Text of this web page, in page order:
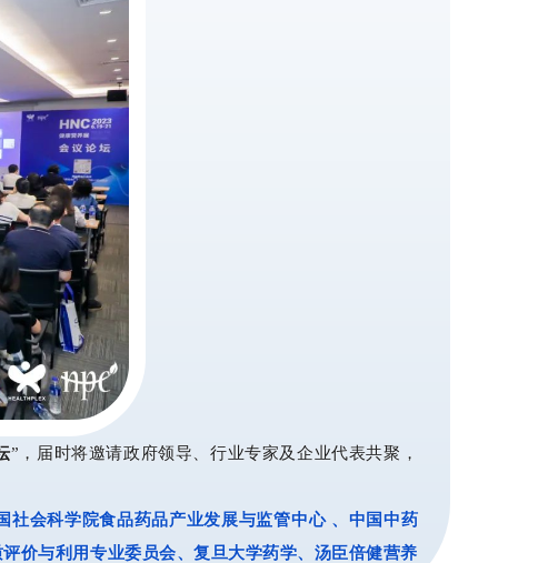
”，届时将邀请政府领导、行业专家及企业代表共聚，
社会科学院食品药品产业发展与监管中心 、中国中药
价与利用专业委员会、复旦大学药学、汤臣倍健营养